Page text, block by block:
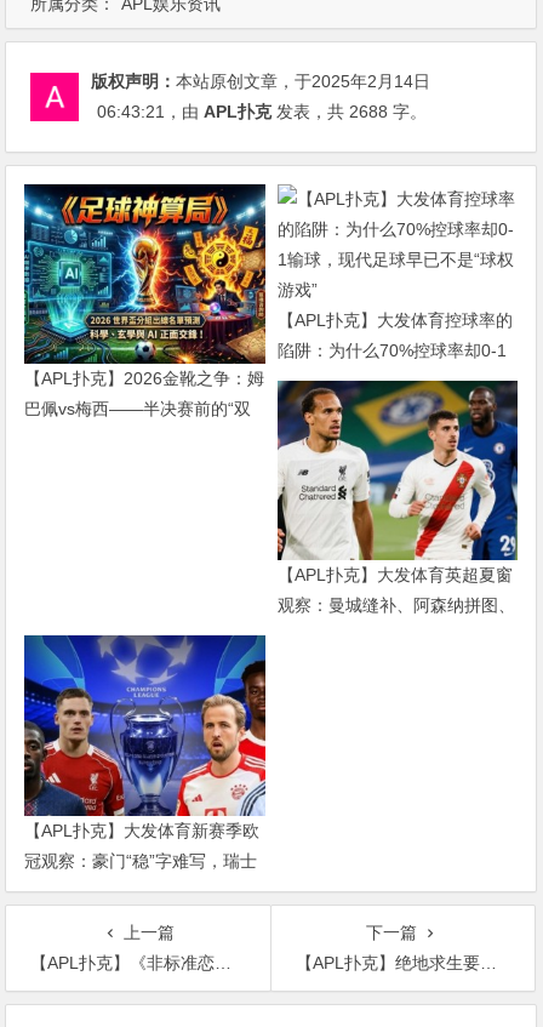
版权声明：本站原创文章，于2025年2月14日
06:43:21 ，由APL扑克发表，共 2688 字。
【APL扑克】2026金靴之争：姆
巴佩vs梅西——半决赛前的“双
【APL扑克】大发体育控球率的
陷阱：为什么70%控球率却0-1
输球，现代足球早已不是“球权
游戏”
【APL扑克】大发体育英超夏窗
观察：曼城缝补、阿森纳拼图、
【APL扑克】大发体育新赛季欧
冠观察：豪门“稳”字难写，瑞士
轮赛制让每一场都变成生死
上一篇
【APL扑克】《非标准恋爱》定档3.8 管乐小婉演绎恋爱成长故事
下一篇
【APL扑克】绝地求生要不要打开陀螺仪？ 打开陀螺仪有什么作用